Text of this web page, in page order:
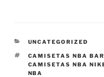
CATEGORÍAS
UNCATEGORIZED
ETIQUETAS
CAMISETAS NBA
CAMISETAS NBA
NBA